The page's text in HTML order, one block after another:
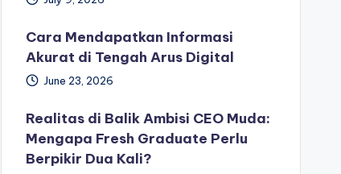
Cara Mendapatkan Informasi
Akurat di Tengah Arus Digital
June 23, 2026
Realitas di Balik Ambisi CEO Muda:
Mengapa Fresh Graduate Perlu
Berpikir Dua Kali?